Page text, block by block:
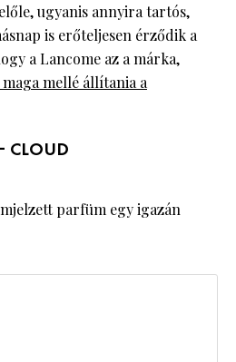
ugyanis annyira tartós,
is erőteljesen érződik a
a Lancome az a márka,
maga mellé állítania a
CLOUD
parfüm egy igazán